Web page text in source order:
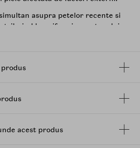
asupra petelor recente si
la uniformizarea tonului
barierei cutanate.
si L-cisteina ajuta la reducerea
si la estomparea petelor
8GF, alcatuit din 8 factori de
pielii afectate de urme si
acest produs